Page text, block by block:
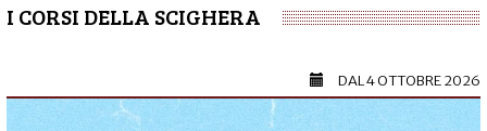
I CORSI DELLA SCIGHERA
DAL4 OTTOBRE 2026